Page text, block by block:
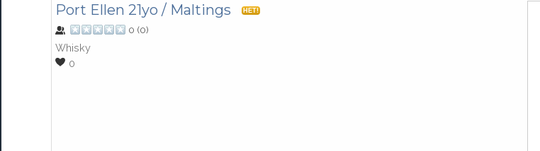
Port Ellen 21yo / Maltings HET!
0 (0)
Whisky
0